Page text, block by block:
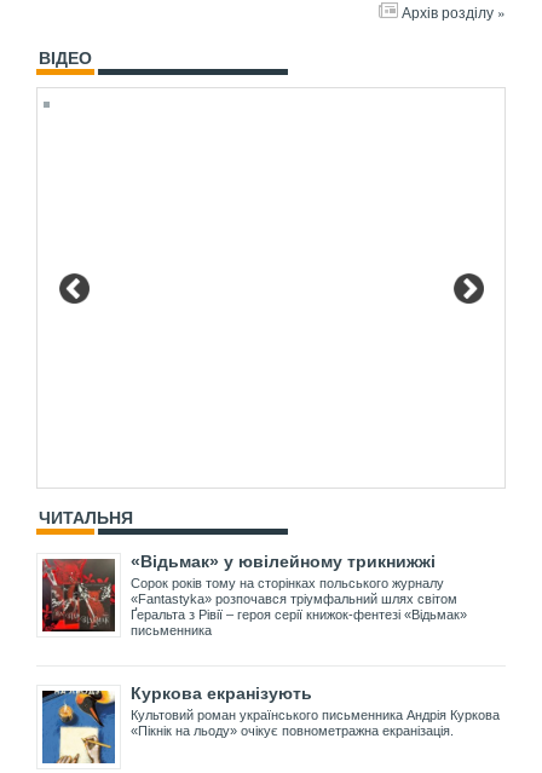
Архів розділу »
ВІДЕО
ЧИТАЛЬНЯ
«Відьмак» у ювілейному трикнижжі
Сорок років тому на сторінках польського журналу
«Fantastyka» розпочався тріумфальний шлях світом
Ґеральта з Рівії – героя серії книжок-фентезі «Відьмак»
письменника
Куркова екранізують
Культовий роман українського письменника Андрія Куркова
«Пікнік на льоду» очікує повнометражна екранізація.